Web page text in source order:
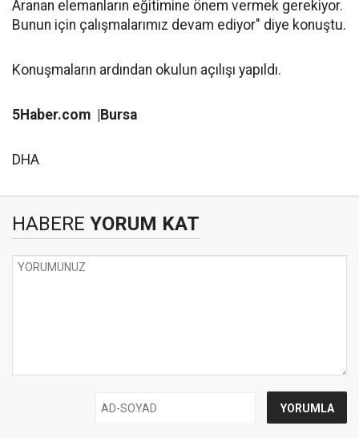
Aranan elemanların eğitimine önem vermek gerekiyor.
Bunun için çalışmalarımız devam ediyor" diye konuştu.
Konuşmaların ardından okulun açılışı yapıldı.
5Haber.com |Bursa
DHA
HABERE YORUM KAT